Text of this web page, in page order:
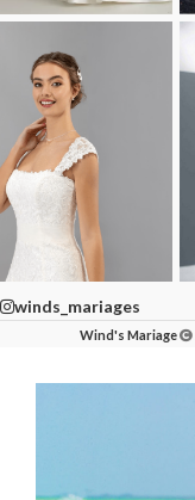
winds_mariages
Wind's Mariage